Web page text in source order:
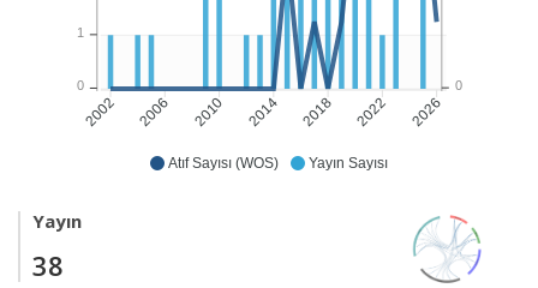
Atıf Sayısı (WOS) Yayın Sayısı
2002 2006 2010 2014 2018 2022 2026
0
1
0
Yayın
38